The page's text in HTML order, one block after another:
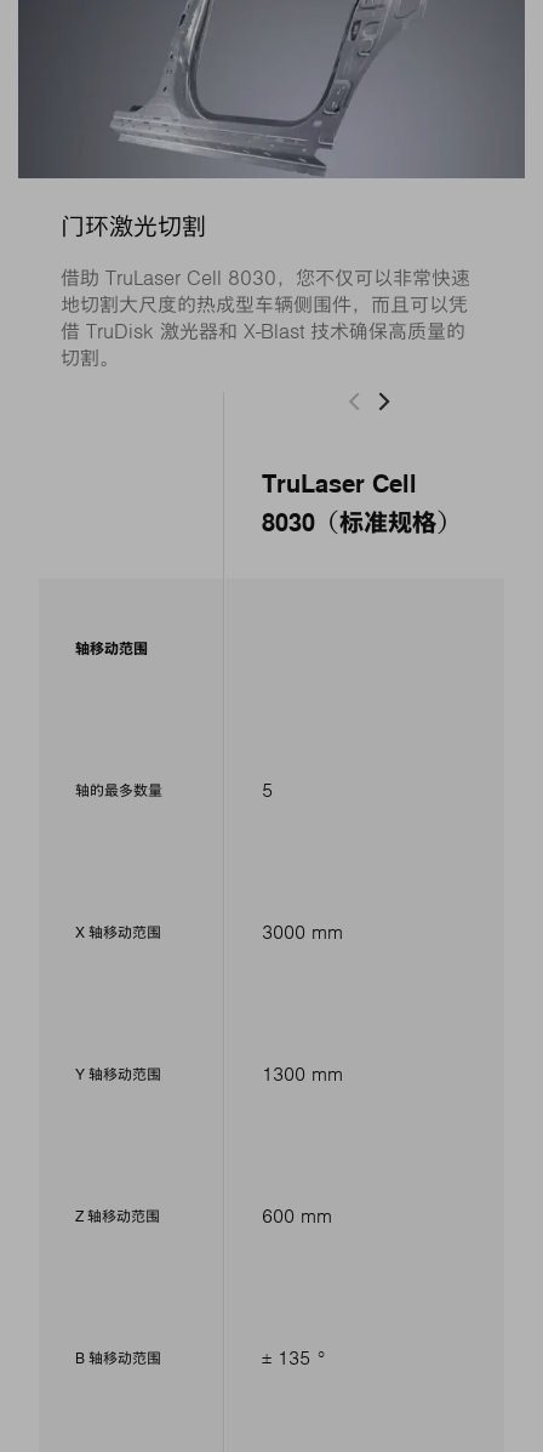
门环激光切割
借助 TruLaser Cell 8030，您不仅可以非常快速
地切割大尺度的热成型车辆侧围件，而且可以凭
借 TruDisk 激光器和 X-Blast 技术确保高质量的
切割。
轴移动范围
轴的最多数量
X 轴移动范围
Y 轴移动范围
Z 轴移动范围
B 轴移动范围
TruLaser Cell
8030（标准规格）
5
3000 mm
1300 mm
600 mm
± 135 °